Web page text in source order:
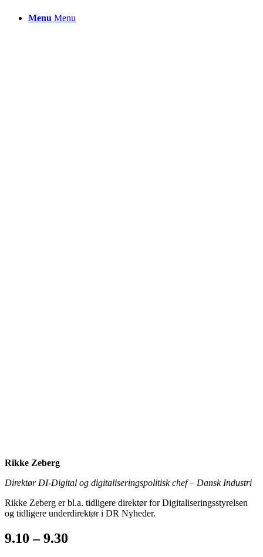
Menu Menu
Rikke Zeberg
Direktør DI-Digital og digitaliseringspolitisk chef – Dansk Industri
Rikke Zeberg er bl.a. tidligere direktør for Digitaliseringsstyrelsen
og tidligere underdirektør i DR Nyheder.
9.10 – 9.30